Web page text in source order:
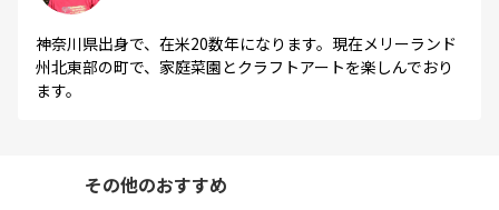
神奈川県出身で、在米20数年になります。現在メリーランド
州北東部の町で、家庭菜園とクラフトアートを楽しんでおり
ます。
その他のおすすめ